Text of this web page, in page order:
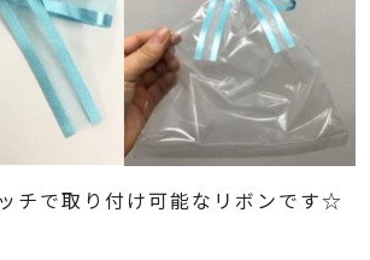
チで取り付け可能なリボンです☆